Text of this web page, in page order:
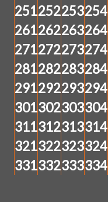
251252253254
261262263264
271272273274
281282283284
291292293294
301302303304
311312313314
321322323324
331332333334